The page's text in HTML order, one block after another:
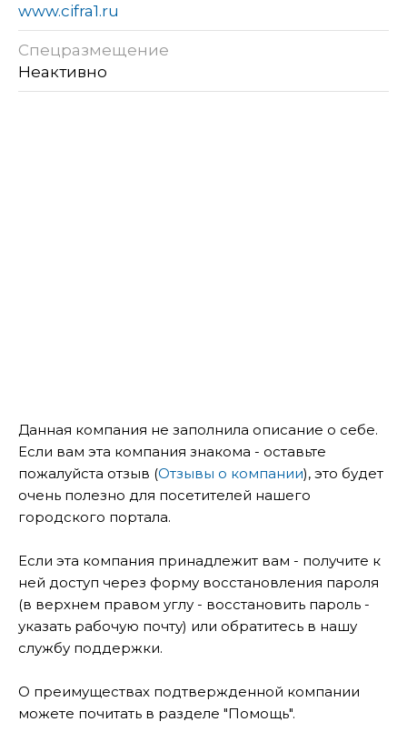
www.cifra1.ru
Спецразмещение
Неактивно
Данная компания не заполнила описание о себе.
Если вам эта компания знакома - оставьте
пожалуйста отзыв (Отзывы о компании), это будет
очень полезно для посетителей нашего
городского портала.
Если эта компания принадлежит вам - получите к
ней доступ через форму восстановления пароля
(в верхнем правом углу - восстановить пароль -
указать рабочую почту) или обратитесь в нашу
службу поддержки.
О преимуществах подтвержденной компании
можете почитать в разделе "Помощь".